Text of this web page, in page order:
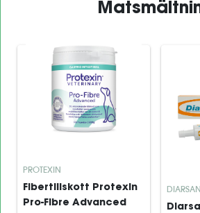
PROTEXIN
Fibertillskott Protexin
Pro-Fibre Advanced